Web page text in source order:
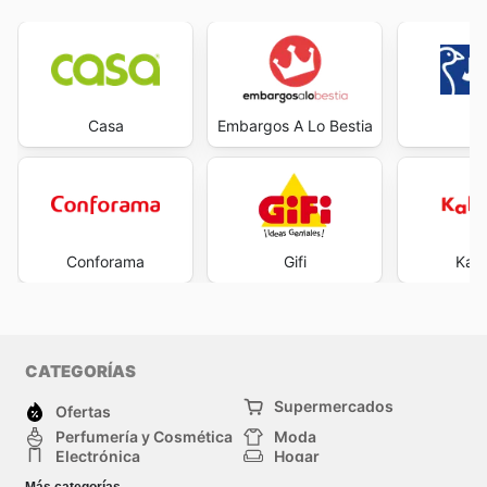
Casa
Conforama
Embargos A Lo Bestia
Gifi
CATEGORÍAS
Ofertas
Supermercados
Perfumería y Cosmética
Moda
Electrónica
Hogar
Deporte